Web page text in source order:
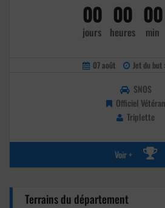
00
jours
00
heures
00
min
07 août Jet du
SNOS
Officiel Vétéran
Triplette
Voir +
Terrains du département